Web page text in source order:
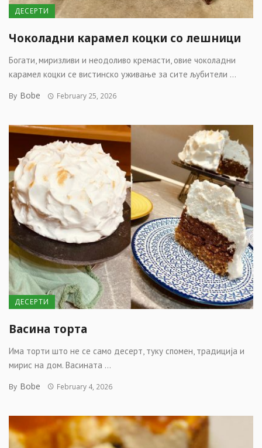
ДЕСЕРТИ
Чоколадни карамел коцки со лешници
Богати, миризливи и неодоливо кремасти, овие чоколадни
карамел коцки се вистинско уживање за сите љубители ...
By Bobe February 25, 2026
ДЕСЕРТИ
Васина торта
Има торти што не се само десерт, туку спомен, традиција и
мирис на дом. Васината ...
By Bobe February 4, 2026